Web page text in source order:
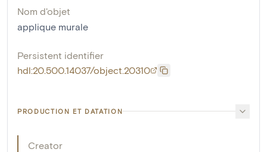
Nom d'objet
applique murale
Persistent identifier
hdl:20.500.14037/object.20310
PRODUCTION ET DATATION
Creator